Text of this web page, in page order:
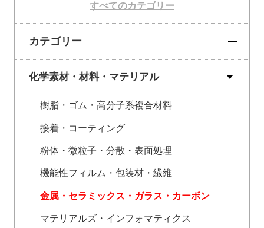
すべてのカテゴリー
カテゴリー
化学素材・材料・マテリアル
樹脂・ゴム・高分子系複合材料
接着・コーティング
粉体・微粒子・分散・表面処理
機能性フィルム・包装材・繊維
金属・セラミックス・ガラス・カーボン
マテリアルズ・インフォマティクス